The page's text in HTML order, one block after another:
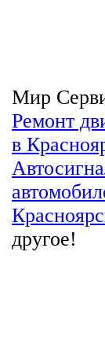
Мир
Ремонт
в
другое!